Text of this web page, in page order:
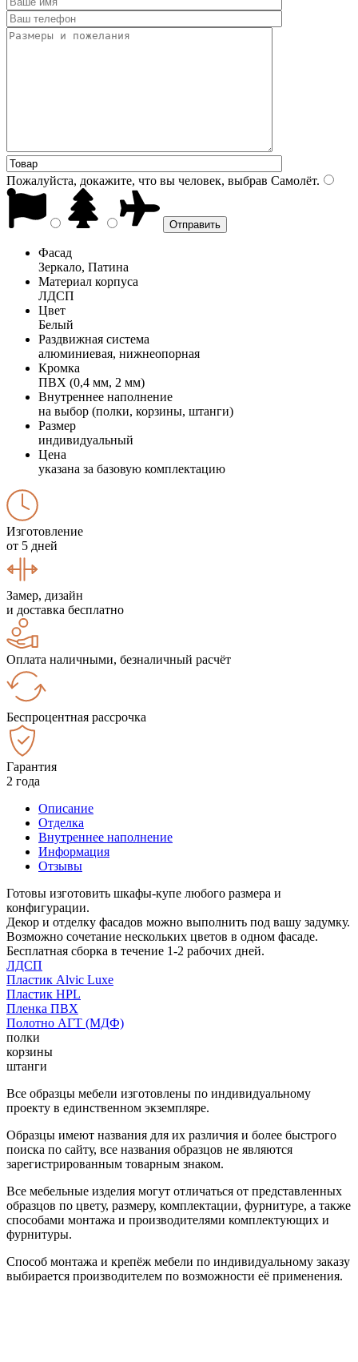
Пожалуйста, докажите, что вы человек, выбрав Самолёт.
Фасад
Зеркало, Патина
Материал корпуса
ЛДСП
Цвет
Белый
Раздвижная система
алюминиевая, нижнеопорная
Кромка
ПВХ (0,4 мм, 2 мм)
Внутреннее наполнение
на выбор (полки, корзины, штанги)
Размер
индивидуальный
Цена
указана за базовую комплектацию
Изготовление
от 5 дней
Замер, дизайн
и доставка бесплатно
Оплата наличными, безналичный расчёт
Беспроцентная рассрочка
Гарантия
2 года
Описание
Отделка
Внутреннее наполнение
Информация
Отзывы
Готовы изготовить шкафы-купе любого размера и
конфигурации.
Декор и отделку фасадов можно выполнить под вашу задумку.
Возможно сочетание нескольких цветов в одном фасаде.
Бесплатная сборка в течение 1-2 рабочих дней.
ЛДСП
Пластик Alvic Luxe
Пластик HPL
Пленка ПВХ
Полотно АГТ (МДФ)
полки
корзины
штанги
Все образцы мебели изготовлены по индивидуальному
проекту в единственном экземпляре.
Образцы имеют названия для их различия и более быстрого
поиска по сайту, все названия образцов не являются
зарегистрированным товарным знаком.
Все мебельные изделия могут отличаться от представленных
образцов по цвету, размеру, комплектации, фурнитуре, а также
способами монтажа и производителями комплектующих и
фурнитуры.
Способ монтажа и крепёж мебели по индивидуальному заказу
выбирается производителем по возможности её применения.